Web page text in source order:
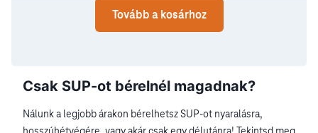
Tovább a kosárhoz
Csak SUP-ot bérelnél magadnak?
Nálunk a legjobb árakon bérelhetsz SUP-ot nyaralásra,